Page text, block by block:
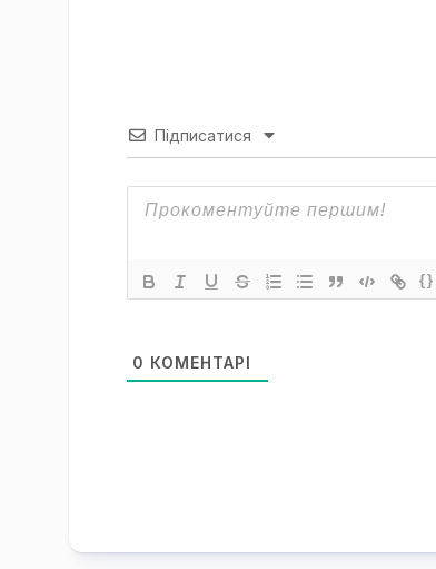
Підписатися
{}
0 КОМЕНТАРІ